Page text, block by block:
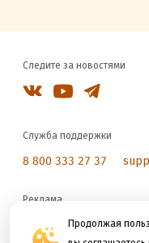
Продолжая
Следите за новостями
Служба поддержки
8 800 333 27 37
Реклама
reklama@litres.ru